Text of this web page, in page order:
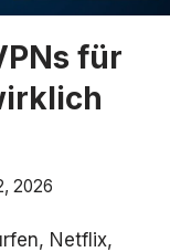
für
2026
Netflix,